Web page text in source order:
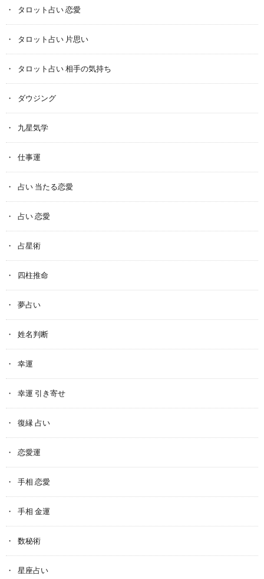
タロット占い 恋愛
タロット占い 片思い
タロット占い 相手の気持ち
ダウジング
九星気学
仕事運
占い 当たる恋愛
占い 恋愛
占星術
四柱推命
夢占い
姓名判断
幸運
幸運 引き寄せ
復縁 占い
恋愛運
手相 恋愛
手相 金運
数秘術
星座占い